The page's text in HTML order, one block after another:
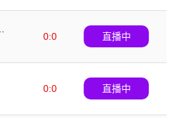
0:0
直播中
0:0
直播中